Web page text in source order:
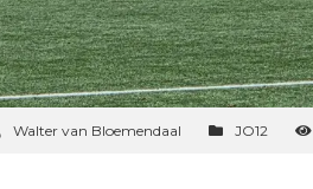
Walter van Bloemendaal JO12